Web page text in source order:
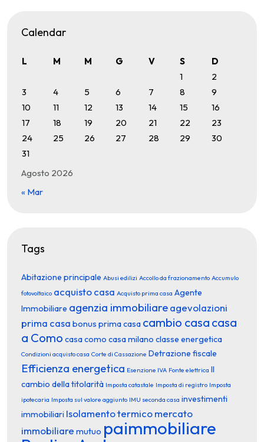
Calendar
Agosto 2026
L M M G V S
D
1
2
3
4 5 6 7 8
9
10
11 12 13 14 15
16
17
18 19 20 21 22
23
24
25 26 27 28 29
30
31
« Mar
Tags
Abitazione principale Abusi edilizi Accollo da frazionamento Accumulo
fotovoltaico acquisto casa Acquisto prima casa Agente
Immobiliare agenzia immobiliareagevolazioni
prima casa bonus prima casa cambio casa casa
a Como casa como casa milano classe energetica
Condizioni acquisto casa Corte di Cassazione Detrazione fiscale
Efficienza energetica Esenzione IVA Fonte elettrica Il
cambio della titolarità Imposta catastale Imposta di registro Imposta
ipotecaria Imposta sul valore aggiunto IMU seconda casa investimenti
immobiliari Isolamento termicomercato
immobiliare mutuo paimmobiliare